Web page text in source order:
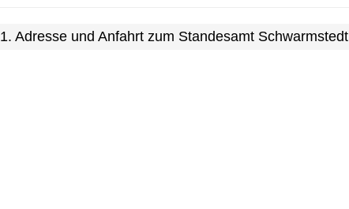
1. Adresse und Anfahrt zum Standesamt Schwarmstedt